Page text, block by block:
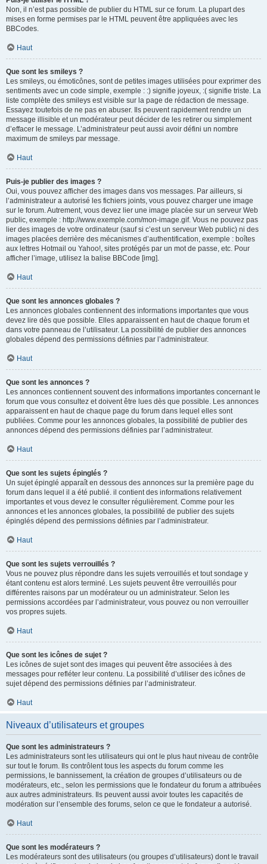
Non, il n’est pas possible de publier du HTML sur ce forum. La plupart des
mises en forme permises par le HTML peuvent être appliquées avec les
BBCodes.
Haut
Que sont les smileys ?
Les smileys, ou émoticônes, sont de petites images utilisées pour exprimer des
sentiments avec un code simple, exemple : :) signifie joyeux, :( signifie triste. La
liste complète des smileys est visible sur la page de rédaction de message.
Essayez toutefois de ne pas en abuser. Ils peuvent rapidement rendre un
message illisible et un modérateur peut décider de les retirer ou simplement
d’effacer le message. L’administrateur peut aussi avoir défini un nombre
maximum de smileys par message.
Haut
Puis-je publier des images ?
Oui, vous pouvez afficher des images dans vos messages. Par ailleurs, si
l’administrateur a autorisé les fichiers joints, vous pouvez charger une image
sur le forum. Autrement, vous devez lier une image placée sur un serveur Web
public, exemple : http://www.exemple.com/mon-image.gif. Vous ne pouvez pas
lier des images de votre ordinateur (sauf si c’est un serveur Web public) ni des
images placées derrière des mécanismes d’authentification, exemple : boîtes
aux lettres Hotmail ou Yahoo!, sites protégés par un mot de passe, etc. Pour
afficher l’image, utilisez la balise BBCode [img].
Haut
Que sont les annonces globales ?
Les annonces globales contiennent des informations importantes que vous
devez lire dès que possible. Elles apparaissent en haut de chaque forum et
dans votre panneau de l’utilisateur. La possibilité de publier des annonces
globales dépend des permissions définies par l’administrateur.
Haut
Que sont les annonces ?
Les annonces contiennent souvent des informations importantes concernant le
forum que vous consultez et doivent être lues dès que possible. Les annonces
apparaissent en haut de chaque page du forum dans lequel elles sont
publiées. Comme pour les annonces globales, la possibilité de publier des
annonces dépend des permissions définies par l’administrateur.
Haut
Que sont les sujets épinglés ?
Un sujet épinglé apparaît en dessous des annonces sur la première page du
forum dans lequel il a été publié. il contient des informations relativement
importantes et vous devez le consulter régulièrement. Comme pour les
annonces et les annonces globales, la possibilité de publier des sujets
épinglés dépend des permissions définies par l’administrateur.
Haut
Que sont les sujets verrouillés ?
Vous ne pouvez plus répondre dans les sujets verrouillés et tout sondage y
étant contenu est alors terminé. Les sujets peuvent être verrouillés pour
différentes raisons par un modérateur ou un administrateur. Selon les
permissions accordées par l’administrateur, vous pouvez ou non verrouiller
vos propres sujets.
Haut
Que sont les icônes de sujet ?
Les icônes de sujet sont des images qui peuvent être associées à des
messages pour refléter leur contenu. La possibilité d’utiliser des icônes de
sujet dépend des permissions définies par l’administrateur.
Haut
Niveaux d’utilisateurs et groupes
Que sont les administrateurs ?
Les administrateurs sont les utilisateurs qui ont le plus haut niveau de contrôle
sur tout le forum. Ils contrôlent tous les aspects du forum comme les
permissions, le bannissement, la création de groupes d’utilisateurs ou de
modérateurs, etc., selon les permissions que le fondateur du forum a attribuées
aux autres administrateurs. Ils peuvent aussi avoir toutes les capacités de
modération sur l’ensemble des forums, selon ce que le fondateur a autorisé.
Haut
Que sont les modérateurs ?
Les modérateurs sont des utilisateurs (ou groupes d’utilisateurs) dont le travail